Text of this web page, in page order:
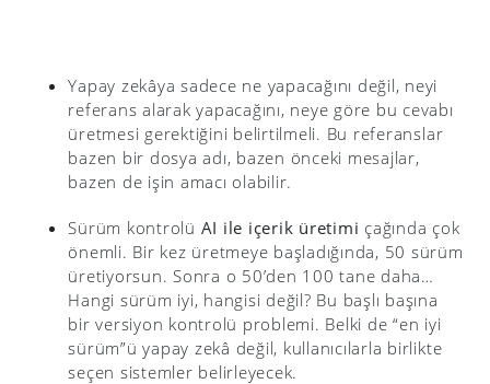
Yapay zekâya sadece ne yapacağını değil, neyi
referans alarak yapacağını, neye göre bu cevabı
üretmesi gerektiğini belirtilmeli. Bu referanslar
bazen bir dosya adı, bazen önceki mesajlar,
bazen de işin amacı olabilir.
Sürüm kontrolü AI ile içerik üretimi çağında çok
önemli. Bir kez üretmeye başladığında, 50 sürüm
üretiyorsun. Sonra o 50’den 100 tane daha…
Hangi sürüm iyi, hangisi değil? Bu başlı başına
bir versiyon kontrolü problemi. Belki de “en iyi
sürüm”ü yapay zekâ değil, kullanıcılarla birlikte
seçen sistemler belirleyecek.